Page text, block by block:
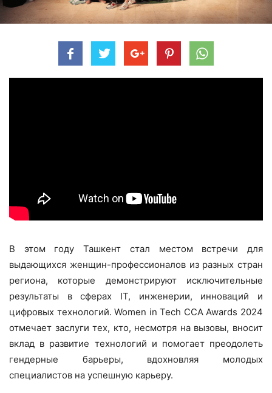
В этом году Ташкент стал местом встречи для
выдающихся женщин-профессионалов из разных стран
региона, которые демонстрируют исключительные
результаты в сферах IT, инженерии, инноваций и
цифровых технологий. Women in Tech CCA Awards 2024
отмечает заслуги тех, кто, несмотря на вызовы, вносит
вклад в развитие технологий и помогает преодолеть
гендерные барьеры, вдохновляя молодых
специалистов на успешную карьеру.